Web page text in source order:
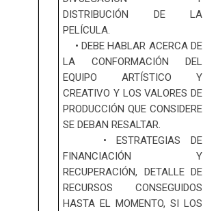
DISTRIBUCIÓN DE LA
PELÍCULA.
• DEBE HABLAR ACERCA DE
LA CONFORMACIÓN DEL
EQUIPO ARTÍSTICO Y
CREATIVO Y LOS VALORES DE
PRODUCCIÓN QUE CONSIDERE
SE DEBAN RESALTAR.
• ESTRATEGIAS DE
FINANCIACIÓN Y
RECUPERACIÓN, DETALLE DE
RECURSOS CONSEGUIDOS
HASTA EL MOMENTO, SI LOS